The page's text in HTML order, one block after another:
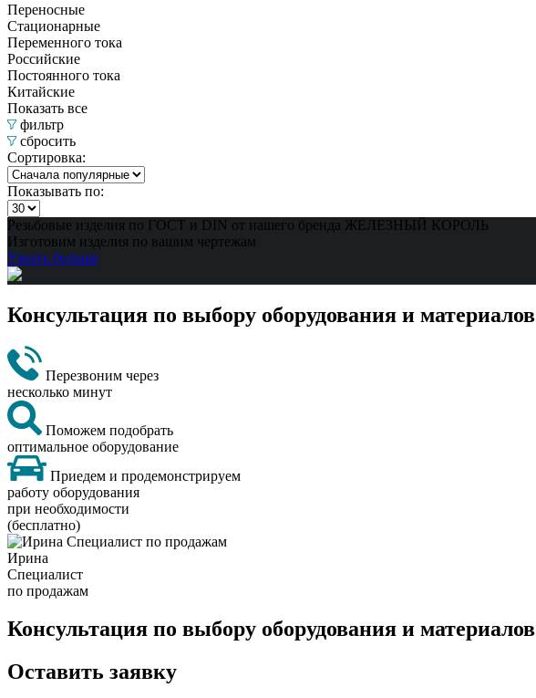
Переносные
Стационарные
Переменного тока
Российские
Постоянного тока
Китайские
Показать все
фильтр
сбросить
Сортировка:
Показывать по:
Резьбовые изделия по ГОСТ и DIN от нашего бренда ЖЕЛЕЗНЫЙ КОРОЛЬ
Изготовим изделия по вашим чертежам
Узнать больше
Консультация по выбору оборудования и материалов
Перезвоним через
несколько минут
Поможем подобрать
оптимальное оборудование
Приедем и продемонстрируем
работу оборудования
при необходимости
(бесплатно)
Ирина
Специалист
по продажам
Консультация по выбору оборудования и материалов
Оставить заявку